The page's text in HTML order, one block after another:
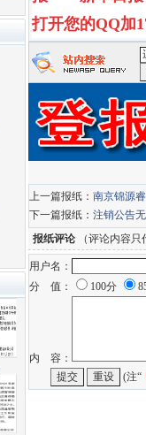
打开您的QQ加
上一篇报纸： 南京锦源
下一篇报纸： 注销公告
报纸评论 （评论内容只
用户名：
分 值：
100分
内 容：
(注“